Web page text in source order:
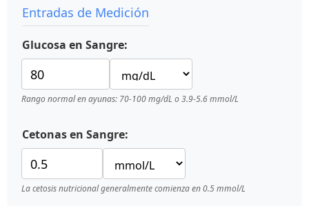
Entradas de Medición
Glucosa en Sangre:
Rango normal en ayunas: 70-100 mg/dL o 3.9-5.6 mmol/L
Cetonas en Sangre:
La cetosis nutricional generalmente comienza en 0.5 mmol/L